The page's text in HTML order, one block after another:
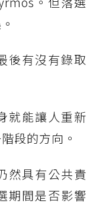
後有沒有錄取
就能讓人重新
段的方向。
然具有公共責
期間是否影響